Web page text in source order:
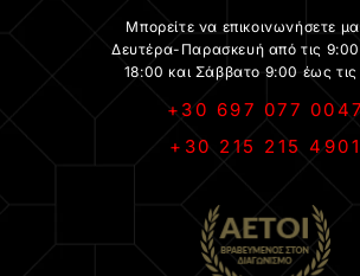
Μπορείτε να επικοινωνήσετε
Δευτέρα-Παρασκευή από τις 9:00
18:00 και Σάββατο 9:00 έως
+30 697 077 0047
+30 215 215 4901